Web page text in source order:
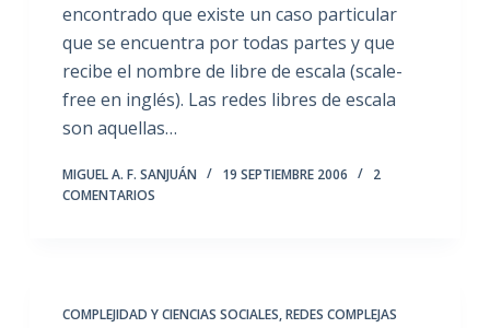
encontrado que existe un caso particular
que se encuentra por todas partes y que
recibe el nombre de libre de escala (scale-
free en inglés). Las redes libres de escala
son aquellas…
MIGUEL A. F. SANJUÁN 19 SEPTIEMBRE 2006
2
COMENTARIOS
COMPLEJIDAD Y CIENCIAS SOCIALES,REDES COMPLEJAS